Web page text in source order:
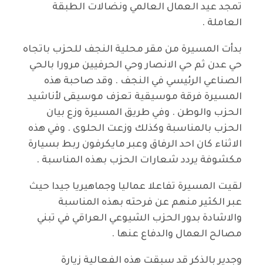
تمجد عيد العمال العالمي ونضالات الطبقة
العاملة .
بدأت المسيرة من مقر محلية النجف للحزب باتجاه
حي عدن ثم حي الانصار وحي الحرفيين مرورا بالحي
الصناعي الرئيسي في النجف . وقد صاحبة هذه
المسيرة فرقة موسيقية تعزف موسيقى لأناشيد
الحزب والوطن . وفي طريق المسيرة وزع بيان
الحزب بالمناسبة وكذلك وزعت الحلوى . وفي هذه
الاثناء كان احد الرفاق وعبر مايكرفون ربط بسيارة
مكشوفة يردد شعارات الحزب بهذه المناسبة .
لقيت المسيرة تفاعلا عماليا وجماهيريا جيدا حيث
عبر الكثير منهم عن فرحته بهذه المناسبة
والاشادة بدور الحزب الشيوعي العراقي في تبني
مصالح العمال والدفاع عنها .
وجدير بالذكر قد سبقت هذه الفعالية زيارة